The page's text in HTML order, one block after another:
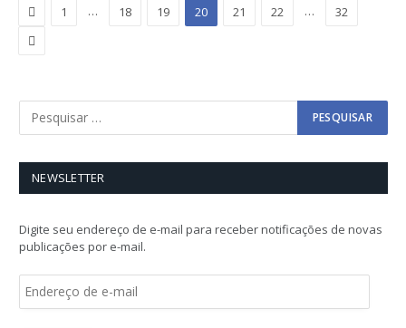
Previous
1 … 18 19 20 21 22 … 32
Next
NEWSLETTER
Digite seu endereço de e-mail para receber notificações de novas
publicações por e-mail.